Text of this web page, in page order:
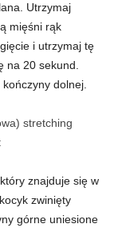
Utrzymaj
mięśni rąk
i utrzymaj tę
na 20 sekund.
dolnej.
stretching
znajduje się w
zwinięty
górne uniesione